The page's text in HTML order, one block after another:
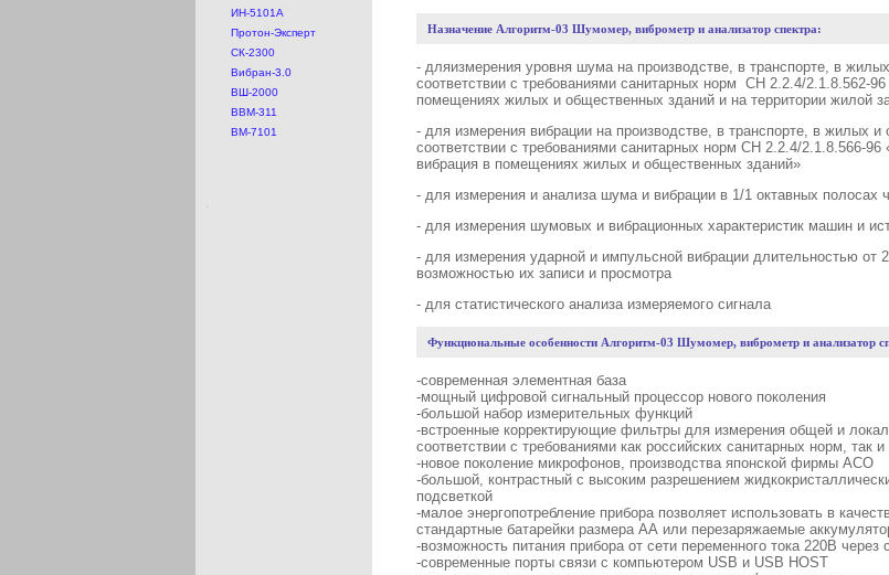
ИН-5101А
Протон-Эксперт
СК-2300
Вибран-3.0
ВШ-2000
ВВМ-311
ВМ-7101
Назначение Алгоритм-03 Шумомер, виброметр и анализатор спектра:
- дляизмерения уровня шума на производстве, в транспорте, в
соответствии с требованиями санитарных норм СН 2.2.4/2.1.8.562-
помещениях жилых и общественных зданий и на территории жилой
- для измерения вибрации на производстве, в транспорте, в жилых
соответствии с требованиями санитарных норм СН 2.2.4/2.1.8.566-96
вибрация в помещениях жилых и общественных зданий»
- для измерения и анализа шума и вибрации в 1/1 октавных полосах
- для измерения шумовых и вибрационных характеристик машин и
- для измерения ударной и импульсной вибрации длительностью от
возможностью их записи и просмотра
- для статистического анализа измеряемого сигнала
Функциональные особенности Алгоритм-03 Шумомер, виброметр и анализатор
-современная элементная база
-мощный цифровой сигнальный процессор нового поколения
-большой набор измерительных функций
-встроенные корректирующие фильтры для измерения общей и
соответствии с требованиями как российских санитарных норм, так
-новое поколение микрофонов, производства японской фирмы АСО
-большой, контрастный с высоким разрешением
подсветкой
-малое энергопотребление прибора позволяет использовать в
стандартные батарейки размера АА или перезаряжаемые
-возможность питания прибора от сети переменного тока 220В через
-современные порты связи с компьютером USB и USB HOST